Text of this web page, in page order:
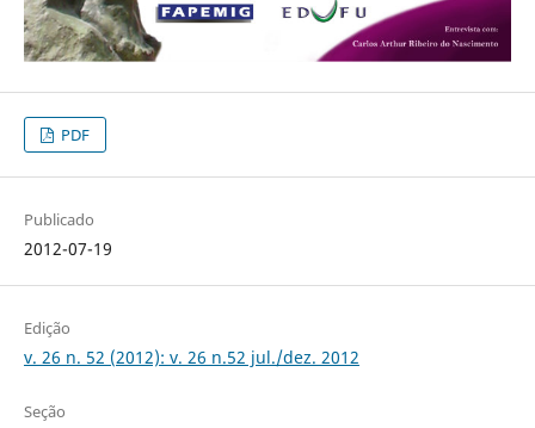
PDF
Publicado
2012-07-19
Edição
v. 26 n. 52 (2012): v. 26 n.52 jul./dez. 2012
Seção